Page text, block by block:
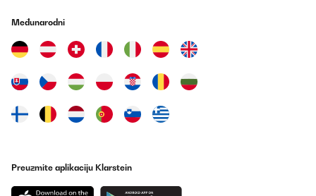
Međunarodni
Preuzmite aplikaciju Klarstein